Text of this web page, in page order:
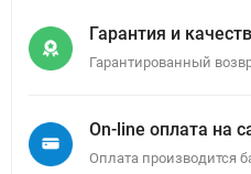
Гарантия и
Гарантированный
On-line оплата на
Оплата производится